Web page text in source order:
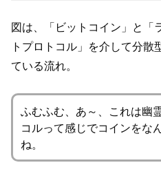
図は、「ビットコイン」と「
トプロトコル」を介して分散
ている流れ。
ふむふむ、あ～、これは幽
コルって感じでコインをな
ね。